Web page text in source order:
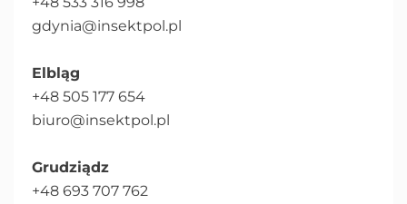
gdynia@insektpol.pl
Elbląg
+48 505 177 654
biuro@insektpol.pl
Grudziądz
+48 693 707 762